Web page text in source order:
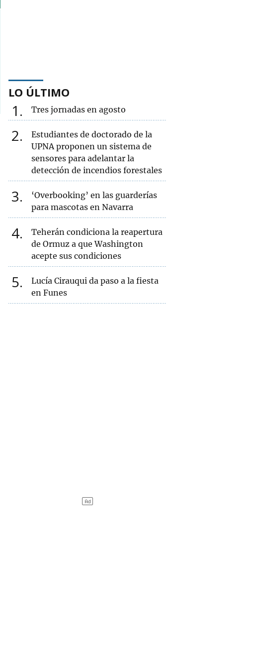
LO ÚLTIMO
1 Tres jornadas en agosto
2
Estudiantes de doctorado de la
UPNA proponen un sistema de
sensores para adelantar la
detección de incendios forestales
3
‘Overbooking’ en las guarderías
para mascotas en Navarra
4
Teherán condiciona la reapertura
de Ormuz a que Washington
acepte sus condiciones
5
Lucía Cirauqui da paso a la fiesta
en Funes